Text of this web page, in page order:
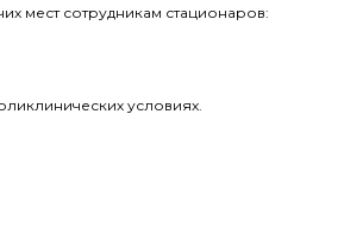
мест сотрудникам стационаров:
условиях.